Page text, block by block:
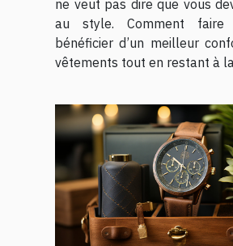
ne veut pas dire que vous
au style. Comment
bénéficier d’un meilleur
vêtements tout en restant à la